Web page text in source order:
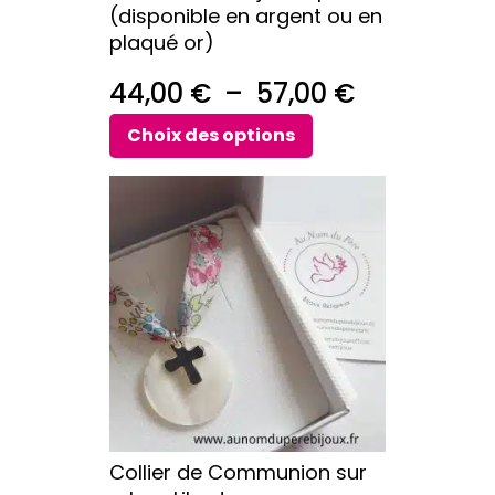
(disponible en argent ou en
plaqué or)
44,00 € – 57,00 €Plage
prix :
à
57,00 €
Choix des options
page
du
produit
Collier de Communion sur
plusieurs
variations.
Les
options
peuvent
être
choisies
sur
la